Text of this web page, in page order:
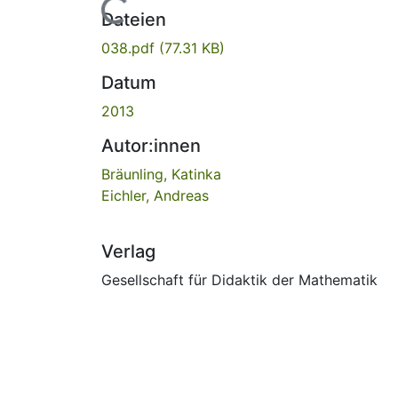
Lade...
Dateien
038.pdf (77.31 KB)
Datum
2013
Autor:innen
Bräunling, Katinka
Eichler, Andreas
Verlag
Gesellschaft für Didaktik der Mathematik